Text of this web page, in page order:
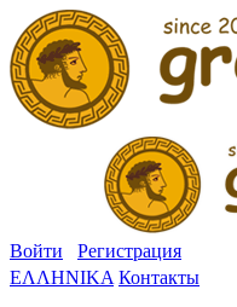
Войти
Регистрация
ΕΛΛΗΝΙΚΑ Контакты